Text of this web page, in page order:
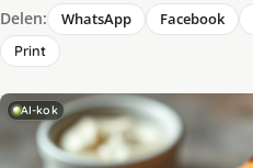
Delen: WhatsApp Facebook
Print
AI-kok